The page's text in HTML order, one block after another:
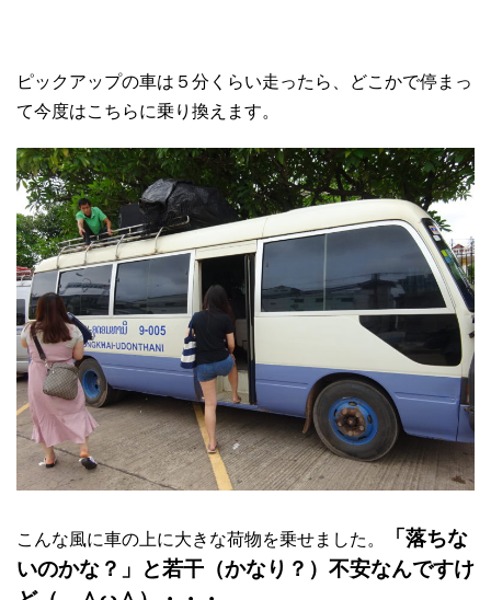
ピックアップの車は５分くらい走ったら、どこかで停まっ
て今度はこちらに乗り換えます。
こんな風に車の上に大きな荷物を乗せました。
「落ちな
いのかな？」と若干（かなり？）不安なんですけ